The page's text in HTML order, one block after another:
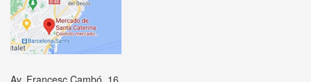
Av. Francesc Cambó, 16